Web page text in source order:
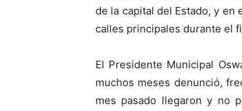
de la capital del Estado, y en
calles principales durante el
El Presidente Municipal
muchos meses denunció,
mes pasado llegaron y no